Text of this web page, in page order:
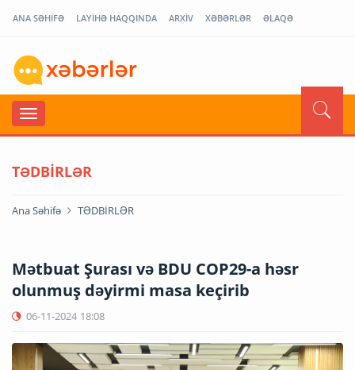
ANA SƏHİFƏ LAYİHƏ HAQQINDA ARXİV XƏBƏRLƏR ƏLAQƏ
TƏDBİRLƏR
Ana Səhifə TƏDBİRLƏR
Mətbuat Şurası və BDU COP29-a həsr
olunmuş dəyirmi masa keçirib
06-11-2024 18:08